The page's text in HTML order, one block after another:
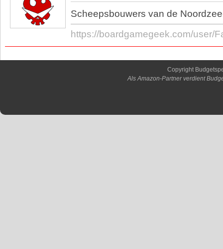
Scheepsbouwers van de
https://boardgamegeek.com/user/
Copyright
Als Amazon-Partner verdient